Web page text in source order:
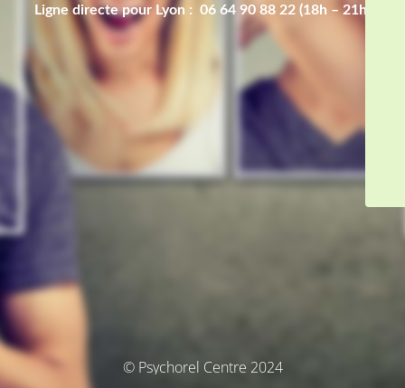
Ligne directe pour Lyon : 06 64 90 88 22 (18h – 21h)
© Psychorel Centre 2024